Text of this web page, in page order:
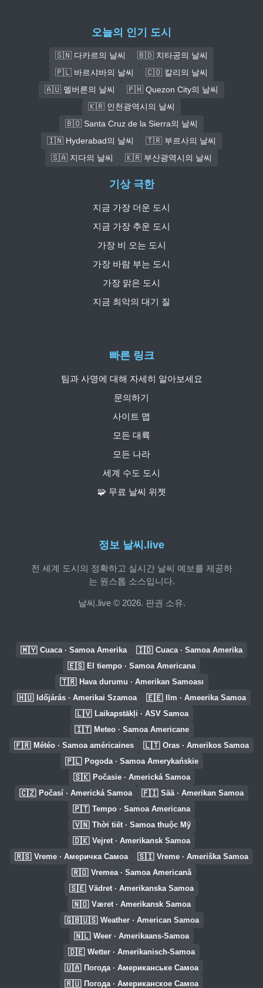
오늘의 인기 도시
🇸🇳 다카르의 날씨
🇧🇩 치타공의 날씨
🇵🇱 바르샤바의 날씨
🇨🇴 칼리의 날씨
🇦🇺 멜버른의 날씨
🇵🇭 Quezon City의 날씨
🇰🇷 인천광역시의 날씨
🇧🇴 Santa Cruz de la Sierra의 날씨
🇮🇳 Hyderabad의 날씨
🇹🇷 부르사의 날씨
🇸🇦 지다의 날씨
🇰🇷 부산광역시의 날씨
정보 날씨.live
전 세계 도시의 정확하고 실시간 날씨 예보를 제공하
는 원스톱 소스입니다.
날씨.live © 2026. 판권 소유.
빠른 링크
팀과 사명에 대해 자세히 알아보세요
문의하기
사이트 맵
모든 대륙
모든 나라
세계 수도 도시
🧩 무료 날씨 위젯
기상 극한
지금 가장 더운 도시
지금 가장 추운 도시
가장 비 오는 도시
가장 바람 부는 도시
가장 맑은 도시
지금 최악의 대기 질
🇲🇾 Cuaca · Samoa Amerika 🇮🇩 Cuaca · Samoa Amerika
🇪🇸 El tiempo · Samoa Americana
🇹🇷 Hava durumu · Amerikan Samoası
🇭🇺 Időjárás · Amerikai Szamoa 🇪🇪 Ilm · Ameerika Samoa
🇱🇻 Laikapstākļi · ASV Samoa
🇮🇹 Meteo · Samoa Americane
🇫🇷 Météo · Samoa américaines 🇱🇹 Oras · Amerikos Samoa
🇵🇱 Pogoda · Samoa Amerykańskie
🇸🇰 Počasie · Americká Samoa
🇨🇿 Počasí · Americká Samoa 🇫🇮 Sää · Amerikan Samoa
🇵🇹 Tempo · Samoa Americana
🇻🇳 Thời tiết · Samoa thuộc Mỹ
🇩🇰 Vejret · Amerikansk Samoa
🇷🇸 Vreme · Америчка Самоа 🇸🇮 Vreme · Ameriška Samoa
🇷🇴 Vremea · Samoa Americană
🇸🇪 Vädret · Amerikanska Samoa
🇳🇴 Været · Amerikansk Samoa
🇬🇧🇺🇸 Weather · American Samoa
🇳🇱 Weer · Amerikaans-Samoa
🇩🇪 Wetter · Amerikanisch-Samoa
🇺🇦 Погода · Американське Самоа
🇷🇺 Погода · Американское Самоа